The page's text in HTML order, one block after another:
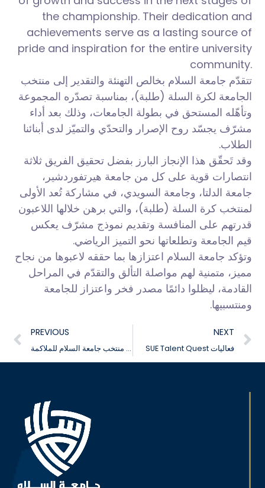
the championship. Their dedication and
achievements serve as a lasting source of
pride and inspiration for the entire university
community.
تتقدّم جامعة السلام بخالص التهنئة والتقدير إلى منتخب
الجامعة لكرة السلة (طلبة)، بمناسبة تصدّره المجموعة
وتأهّله المستحق في بطولة الجامعات، وذلك بعد أداء
مشرّف يجسّد روح الإصرار والتحدّي والتميّز لدى أبنائنا
الطلاب.
وقد تَحقّق هذا الإنجاز البارز بفضل تحقيق الفريق ثلاثة
انتصارات قوية على كل من جامعة هيرتفوردشير،
جامعة الدلتا، وجامعة السويدي، في مشاركة تُعد الأولى
لمنتخب كرة السلة (طلبة)، والتي برهن خلالها اللاعبون
قدرتهم على المنافسة وتقديم نموذج مشرّف يعكس
قيم الجامعة وتطلعاتها نحو التميز الرياضي.
وتؤكد جامعة السلام اعتزازها بما حققه لاعبوها من نجاح
مميز، متمنية لهم مواصلة التألق والتقدّم في المراحل
القادمة، ليظلوا دائمًا مصدر فخر واعتزاز للجامعة
ومنتسبيها.
PREVIOUS
فعاليات تدريب منتخب جامعة السلام للملاكمة
NEXT
SUE Talent Quest فعاليات